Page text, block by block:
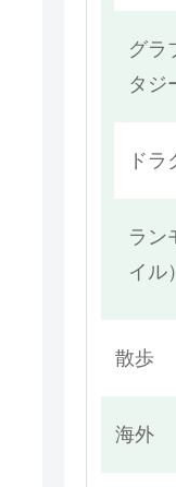
グラ
タジ
ドラ
ラン
イル）
散歩
海外